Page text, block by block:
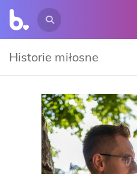
Historie miłosne